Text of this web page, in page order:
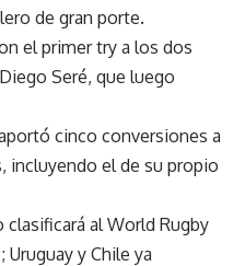
de gran porte.
el primer try a los dos
Seré, que luego
cinco conversiones a
incluyendo el de su propio
clasificará al World Rugby
y Chile ya